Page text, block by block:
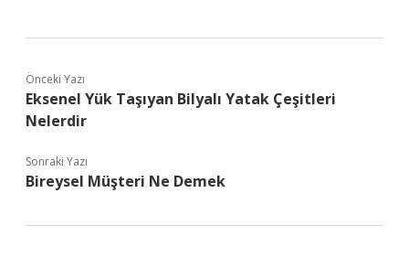
Önceki Yazı
Eksenel Yük Taşıyan Bilyalı Yatak Çeşitleri
Nelerdir
Sonraki Yazı
Bireysel Müşteri Ne Demek